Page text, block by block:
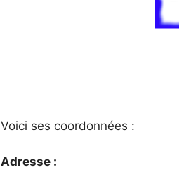
Voici ses coordonnées :
Adresse :